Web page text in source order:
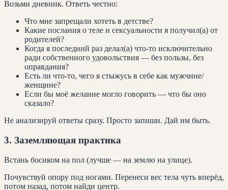
Возьми дневник. Ответь честно:
Что мне запрещали хотеть в детстве?
Какие послания о теле и сексуальности я получил(а) от
родителей?
Когда я последний раз делал(а) что-то исключительно
ради собственного удовольствия — без пользы, без
оправдания?
Есть ли что-то, чего я стыжусь в себе как мужчине/
женщине?
Если бы моё желание могло говорить — что бы оно
сказало?
Не анализируй ответы сразу. Просто запиши. Дай им быть.
3. Заземляющая практика
Встань босиком на пол (лучше — на землю на улице).
Почувствуй опору под ногами. Перенеси вес тела чуть вперёд,
потом назад, потом найди центр.